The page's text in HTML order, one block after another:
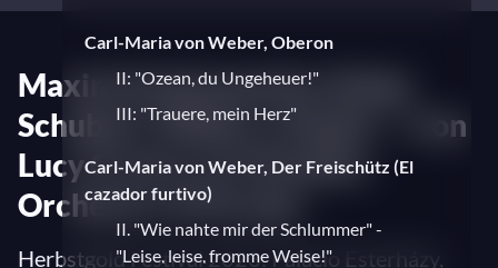
Carl-Maria von Weber, Oberon
II: "Ozean, du Ungeheuer!"
III: "Trauere, mein Herz"
Carl-Maria von Weber, Der Freischütz (El
cazador furtivo)
II. "Wie nahte mir der Schlummer" -
"Leise, leise, fromme Weise!"
Maxim Emelyanychev dirige
Schubert, Weber y Haydn — Con
Lucy Crowe y la Chamber
Orchestra of Europe
Herbstgold Festival 2023: Palacio Esterházy,